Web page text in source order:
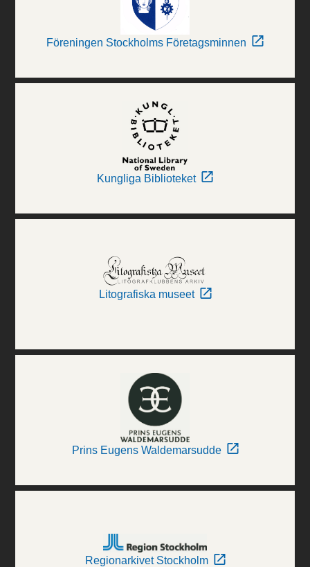
Föreningen Stockholms Företagsminnen
Kungliga Biblioteket
Litografiska museet
Prins Eugens Waldemarsudde
Regionarkivet Stockholm